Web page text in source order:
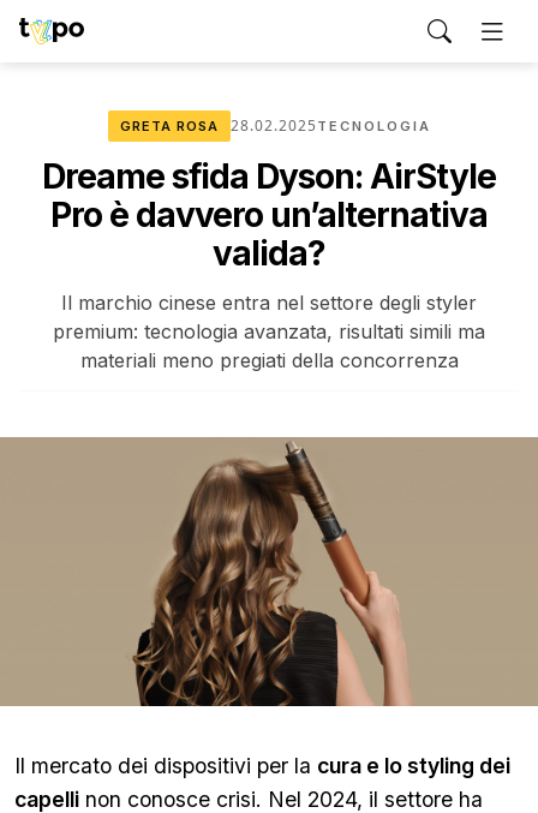
GRETA ROSA 28.02.2025 TECNOLOGIA
Dreame sfida Dyson: AirStyle
Pro è davvero un’alternativa
valida?
Il marchio cinese entra nel settore degli styler
premium: tecnologia avanzata, risultati simili ma
materiali meno pregiati della concorrenza
Il mercato dei dispositivi per la cura e lo styling dei
capelli non conosce crisi. Nel 2024, il settore ha